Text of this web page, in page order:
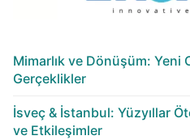
Mimarlık ve Dönüşüm: Yeni
Gerçeklikler
İsveç & İstanbul: Yüzyıllar
ve Etkileşimler